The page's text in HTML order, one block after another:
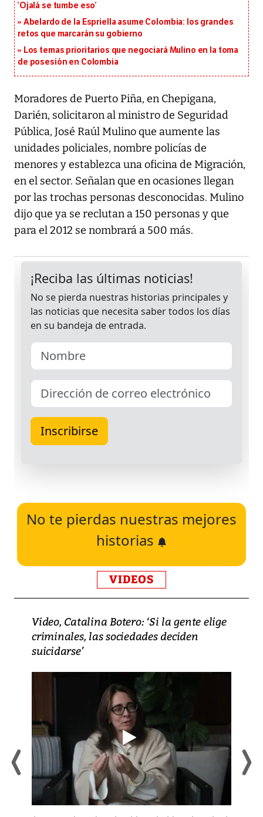
‘Ojalá se tumbe eso’
Abelardo de la Espriella asume Colombia: los grandes
retos que marcarán su gobierno
Los temas prioritarios que negociará Mulino en la toma
de posesión en Colombia
Moradores de Puerto Piña, en Chepigana,
Darién, solicitaron al ministro de Seguridad
Pública, José Raúl Mulino que aumente las
unidades policiales, nombre policías de
menores y establezca una oficina de Migración,
en el sector. Señalan que en ocasiones llegan
por las trochas personas desconocidas. Mulino
dijo que ya se reclutan a 150 personas y que
para el 2012 se nombrará a 500 más.
No te pierdas nuestras mejores
historias
VIDEOS
Video, Catalina Botero: ‘Si la gente elige
criminales, las sociedades deciden
suicidarse’